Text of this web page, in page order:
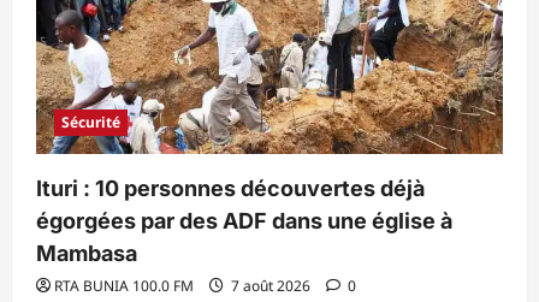
Sécurité
Ituri : 10 personnes découvertes déjà
égorgées par des ADF dans une église à
Mambasa
RTA BUNIA 100.0 FM 7 août 2026 0